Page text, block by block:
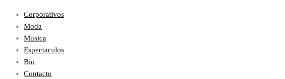
Corporativos
Moda
Musica
Espectaculos
Bio
Contacto